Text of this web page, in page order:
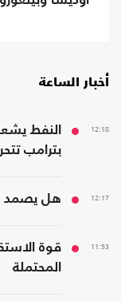
أخبار الساعة
12:18
النفط
بترامب
12:17 هل يصمد
11:53
قوة
المحتملة